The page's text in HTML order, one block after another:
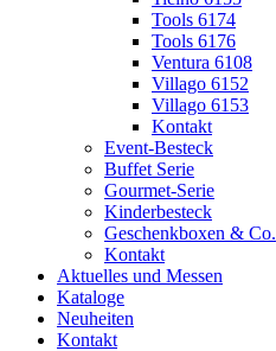
Tools 6174
Tools 6176
Ventura 6108
Villago 6152
Villago 6153
Kontakt
Event-Besteck
Buffet Serie
Gourmet-Serie
Kinderbesteck
Geschenkboxen & Co.
Kontakt
Aktuelles und Messen
Kataloge
Neuheiten
Kontakt